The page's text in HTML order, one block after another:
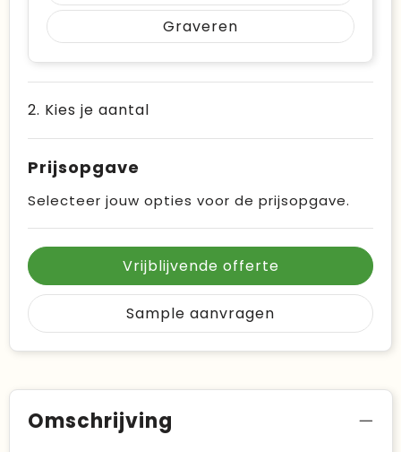
Graveren
2. Kies je aantal
Prijsopgave
Selecteer jouw opties voor de prijsopgave.
Vrijblijvende offerte
Sample aanvragen
Omschrijving